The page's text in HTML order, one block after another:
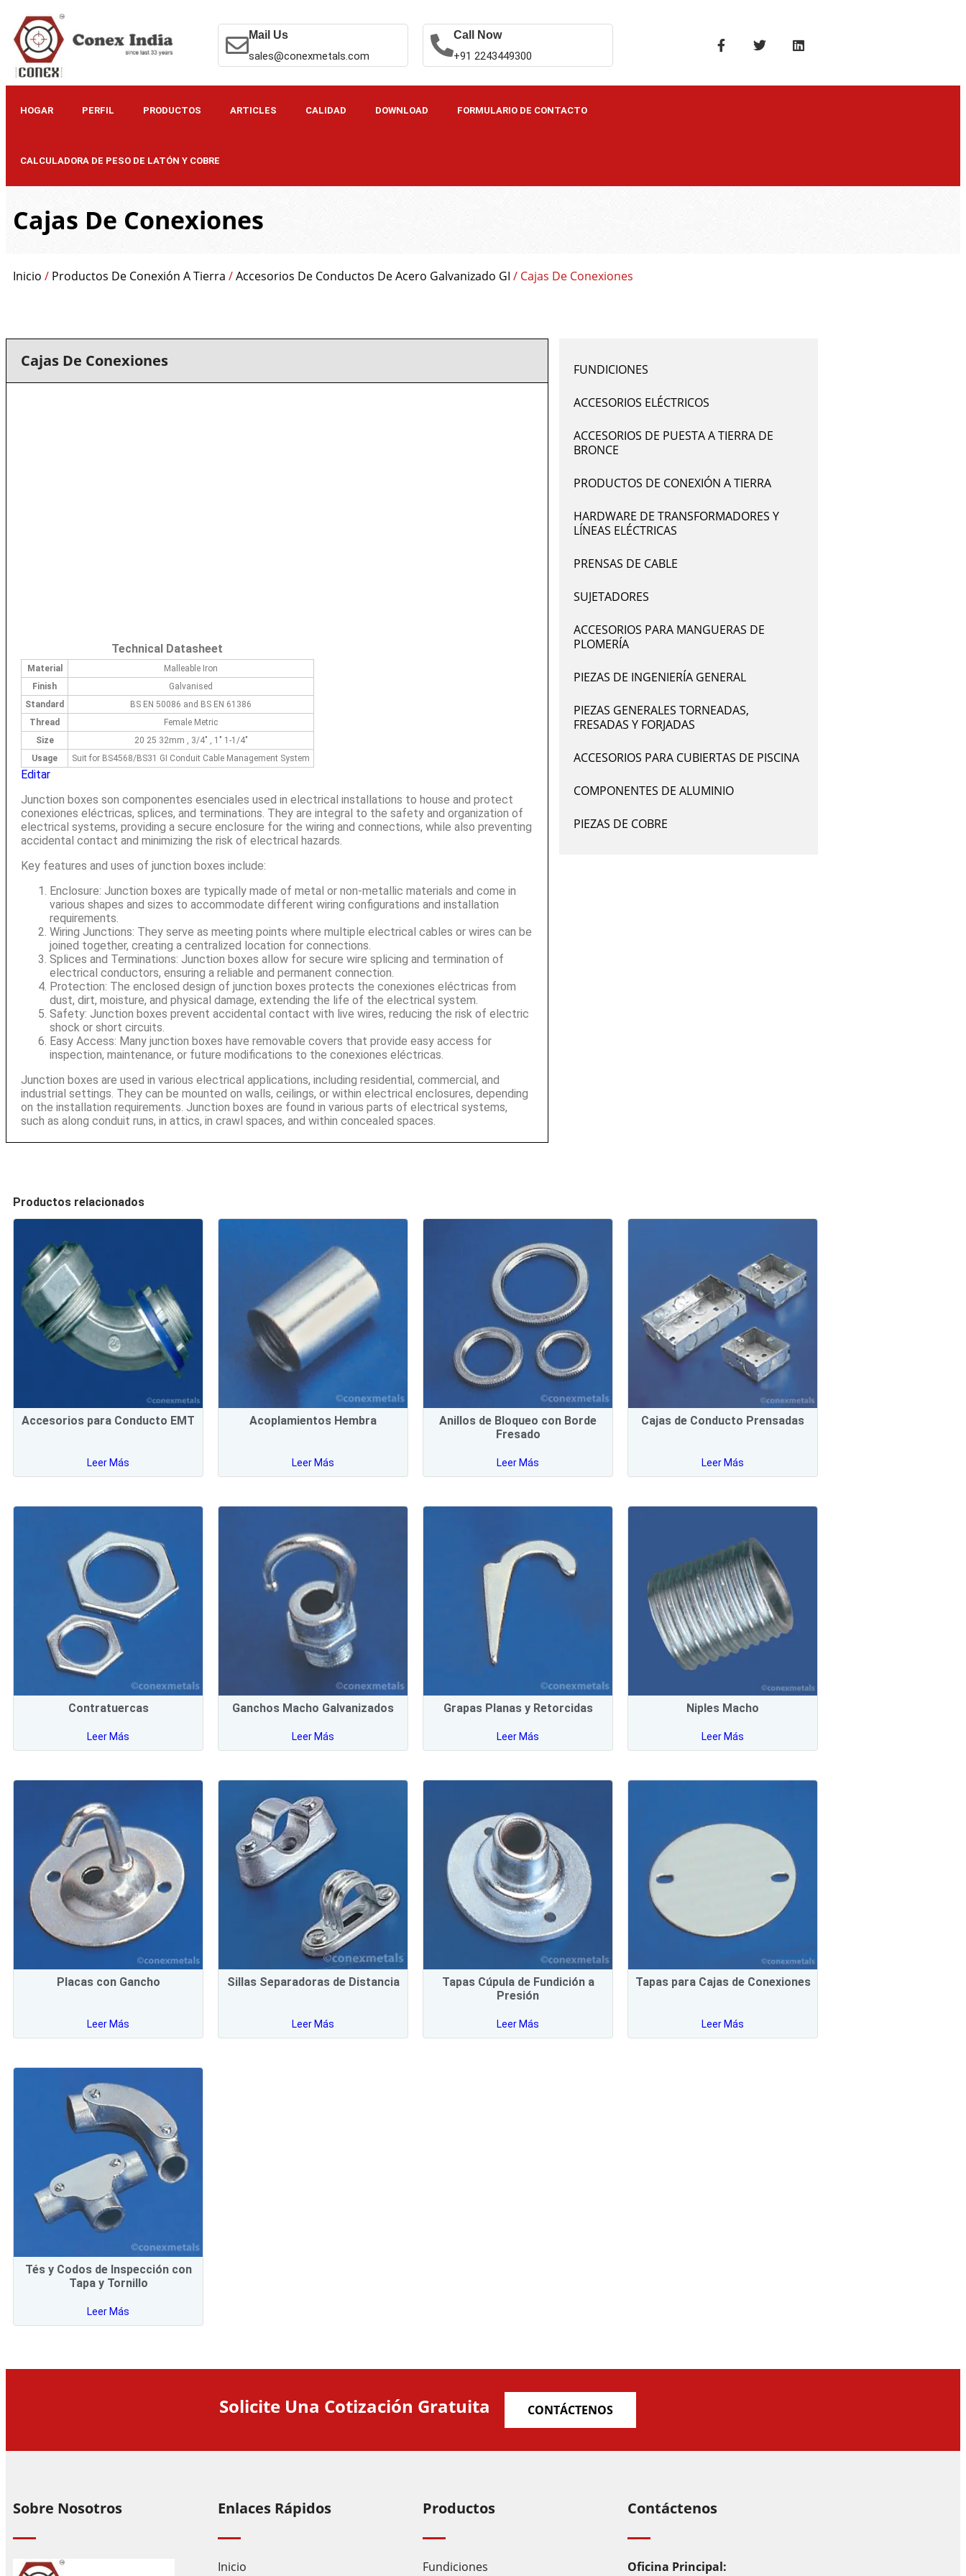
Mail Us
sales@conexmetals.com
Call Now
+91 2243449300
HOGAR PERFIL PRODUCTOS ARTICLES CALIDAD DOWNLOAD FORMULARIO DE CONTACTO
CALCULADORA DE PESO DE LATÓN Y COBRE
Cajas De Conexiones
Inicio / Productos De Conexión A Tierra /Accesorios De Conductos De Acero Galvanizado GI / Cajas De Conexiones
Cajas De Conexiones
Editar
Technical Datasheet
Material
Malleable Iron
Finish
Galvanised
Standard
BS EN 50086 and BS EN 61386
Thread
Female Metric
Size
20 25 32mm , 3/4″ , 1″ 1-1/4″
Usage
Suit for BS4568/BS31 GI Conduit Cable Management System
Junction boxes son componentes esenciales used in electrical installations to house and protect
conexiones eléctricas, splices, and terminations. They are integral to the safety and organization of
electrical systems, providing a secure enclosure for the wiring and connections, while also preventing
accidental contact and minimizing the risk of electrical hazards.
Key features and uses of junction boxes include:
Enclosure: Junction boxes are typically made of metal or non-metallic materials and come in
various shapes and sizes to accommodate different wiring configurations and installation
requirements.
Wiring Junctions: They serve as meeting points where multiple electrical cables or wires can be
joined together, creating a centralized location for connections.
Splices and Terminations: Junction boxes allow for secure wire splicing and termination of
electrical conductors, ensuring a reliable and permanent connection.
Protection: The enclosed design of junction boxes protects the conexiones eléctricas from
dust, dirt, moisture, and physical damage, extending the life of the electrical system.
Safety: Junction boxes prevent accidental contact with live wires, reducing the risk of electric
shock or short circuits.
Easy Access: Many junction boxes have removable covers that provide easy access for
inspection, maintenance, or future modifications to the conexiones eléctricas.
Junction boxes are used in various electrical applications, including residential, commercial, and
industrial settings. They can be mounted on walls, ceilings, or within electrical enclosures, depending
on the installation requirements. Junction boxes are found in various parts of electrical systems,
such as along conduit runs, in attics, in crawl spaces, and within concealed spaces.
FUNDICIONES
ACCESORIOS ELÉCTRICOS
ACCESORIOS DE PUESTA A TIERRA DE
BRONCE
PRODUCTOS DE CONEXIÓN A TIERRA
HARDWARE DE TRANSFORMADORES Y
LÍNEAS ELÉCTRICAS
PRENSAS DE CABLE
SUJETADORES
ACCESORIOS PARA MANGUERAS DE
PLOMERÍA
PIEZAS DE INGENIERÍA GENERAL
PIEZAS GENERALES TORNEADAS,
FRESADAS Y FORJADAS
ACCESORIOS PARA CUBIERTAS DE PISCINA
COMPONENTES DE ALUMINIO
PIEZAS DE COBRE
Productos relacionados
Accesorios para Conducto EMT
Leer Más
Acoplamientos Hembra
Leer Más
Anillos de Bloqueo con Borde
Fresado
Leer Más
Cajas de Conducto Prensadas
Leer Más
Contratuercas
Leer Más
Ganchos Macho Galvanizados
Leer Más
Grapas Planas y Retorcidas
Leer Más
Niples Macho
Leer Más
Placas con Gancho
Leer Más
Sillas Separadoras de Distancia
Leer Más
Tapas Cúpula de Fundición a
Presión
Leer Más
Tapas para Cajas de Conexiones
Leer Más
Tés y Codos de Inspección con
Tapa y Tornillo
Leer Más
Solicite Una Cotización Gratuita CONTÁCTENOS
Sobre Nosotros Enlaces Rápidos
Inicio
Productos
Fundiciones
Contáctenos
Oficina Principal: